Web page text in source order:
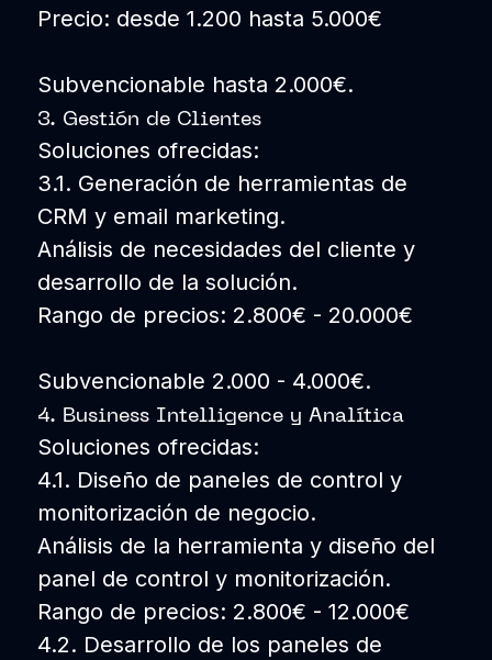
Precio: desde 1.200 hasta 5.000€
Subvencionable hasta 2.000€.
3. Gestión de Clientes
Soluciones ofrecidas:
3.1. Generación de herramientas de
CRM y email marketing.
Análisis de necesidades del cliente y
desarrollo de la solución.
Rango de precios: 2.800€ - 20.000€
Subvencionable 2.000 - 4.000€.
4. Business Intelligence y Analítica
Soluciones ofrecidas:
4.1. Diseño de paneles de control y
monitorización de negocio.
Análisis de la herramienta y diseño del
panel de control y monitorización.
Rango de precios: 2.800€ - 12.000€
4.2. Desarrollo de los paneles de